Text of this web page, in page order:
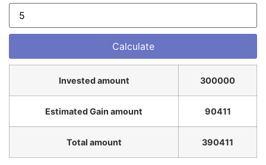
Invested amount 300000
Estimated Gain amount 90411
Total amount 390411